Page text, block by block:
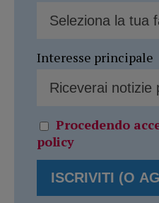
Interesse principale
Procedendo
policy